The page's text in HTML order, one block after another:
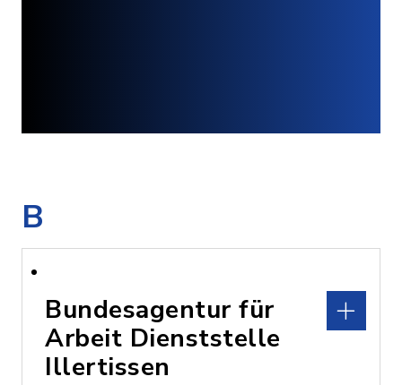
B
Bundesagentur für
Arbeit Dienststelle
Illertissen